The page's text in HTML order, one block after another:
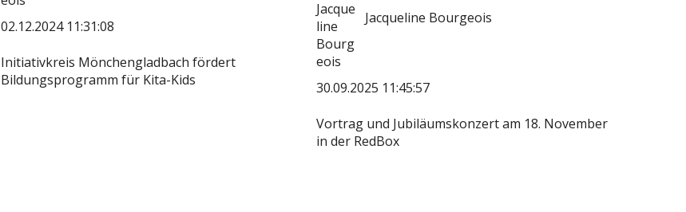
02.12.2024 11:31:08
Initiativkreis Mönchengladbach fördert
Bildungsprogramm für Kita-Kids
Jacqueline Bourgeois
30.09.2025 11:45:57
Vortrag und Jubiläumskonzert am 18. November
in der RedBox